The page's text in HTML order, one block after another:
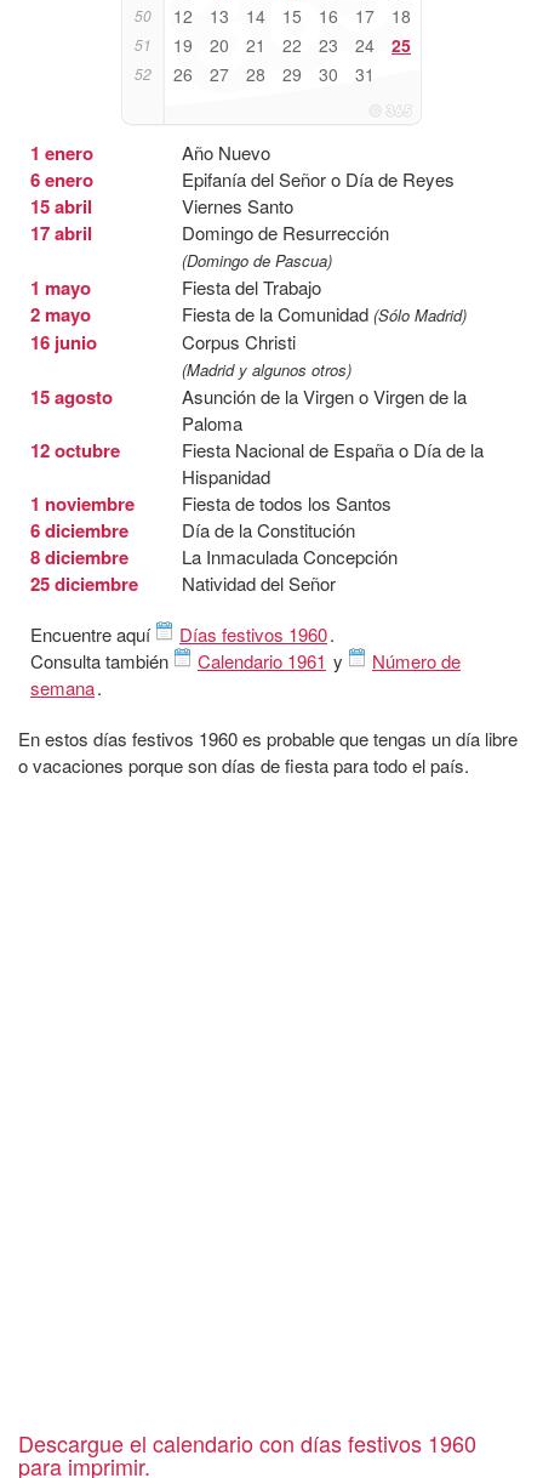
50 12 13 14 15 16 17 18
51 19 20 21 22 23 24 25
52 26 27 28 29 30 31
1 enero Año Nuevo
6 enero Epifanía del Señor o Día de Reyes
15 abril Viernes Santo
17 abril Domingo de Resurrección
(Domingo de Pascua)
1 mayo Fiesta del Trabajo
2 mayo Fiesta de la Comunidad (Sólo Madrid)
16 junio Corpus Christi
(Madrid y algunos otros)
15 agosto
Asunción de la Virgen o Virgen de la
Paloma
12 octubre
Fiesta Nacional de España o Día de la
Hispanidad
1 noviembre Fiesta de todos los Santos
6 diciembre Día de la Constitución
8 diciembre La Inmaculada Concepción
25 diciembre
Natividad del Señor
Encuentre aquí
Días festivos 1960.
Consulta también
Calendario 1961 y
Número de
semana.
En estos días festivos 1960 es probable que tengas un día libre
o vacaciones porque son días de fiesta para todo el país.
Descargue el calendario con días festivos 1960
para imprimir.